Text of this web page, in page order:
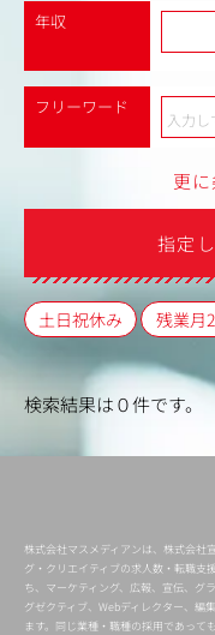
年収
フリーワード
更
指定
土日祝休み 残業月
検索結果は０件です。
株式会社マスメディアンは、株式会社
グ・クリエイティブの求人数・転職支
ち、マーケティング、広報、宣伝、グ
グゼクティブ、Webディレクター、編
ます。同じ業種・職種の採用であって